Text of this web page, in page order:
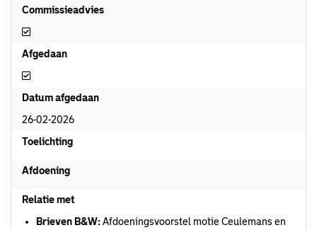
Commissieadvies
Commissieadvies
Afgedaan
Afgedaan
Datum afgedaan
26-02-2026
Toelichting
Afdoening
Relatie met
Brieven B&W:Afdoeningsvoorstel motie Ceulemans en